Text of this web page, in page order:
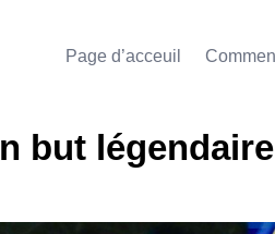
Page d’acceuil
but